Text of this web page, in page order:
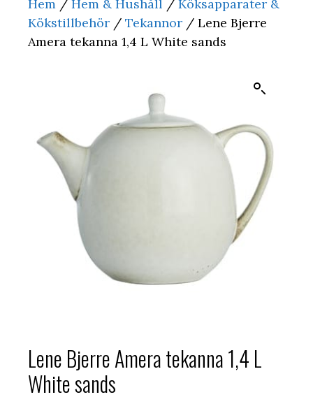
Hem / Hem & Hushåll / Köksapparater &
Kökstillbehör / Tekannor / Lene Bjerre
Amera tekanna 1,4 L White sands
Lene Bjerre Amera tekanna 1,4 L
White sands